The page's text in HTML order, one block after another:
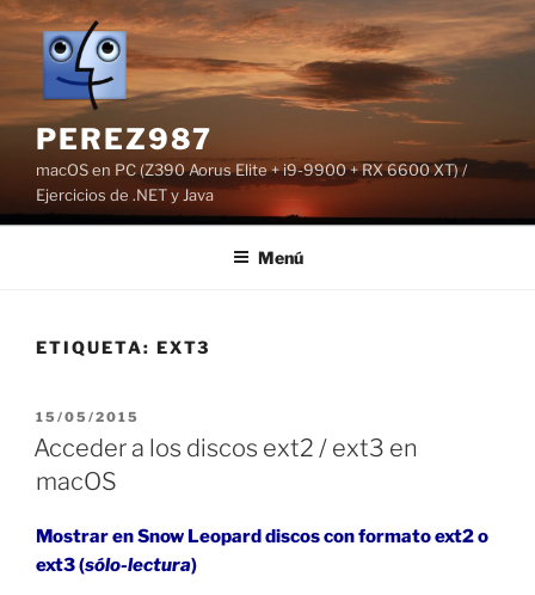
Saltar
contenido
PEREZ987
macOS en PC (Z390 Aorus Elite + i9-9900 + RX 6600 XT) /
Ejercicios de .NET y Java
Menú
ETIQUETA: EXT3
PUBLICADO
EL
15/05/2015
Acceder a los discos ext2 / ext3 en
macOS
Mostrar en Snow Leopard discos con formato ext2 o
ext3(sólo-lectura)